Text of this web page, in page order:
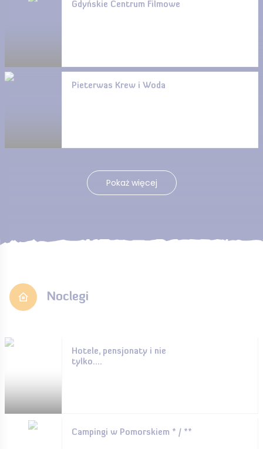
Gdyńskie Centrum Filmowe
Pieterwas Krew i Woda
Pokaż więcej
Noclegi
Hotele, pensjonaty i nie
tylko....
Campingi w Pomorskiem * / **